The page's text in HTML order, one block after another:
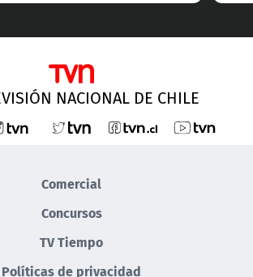
NACIONAL DE CHILE
Comercial
Concursos
TV Tiempo
Políticas de privacidad